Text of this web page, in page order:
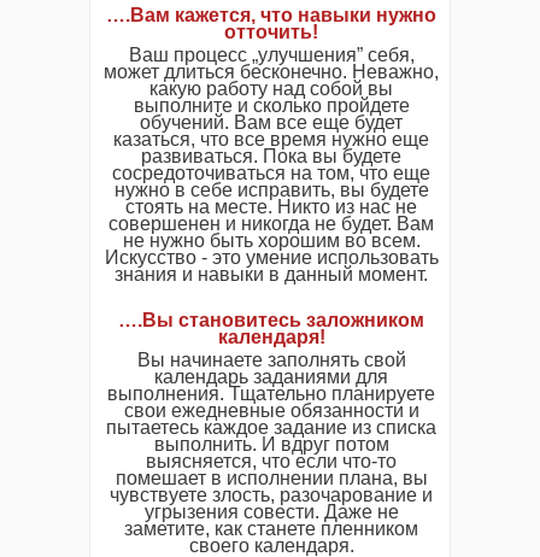
….Вам кажется, что навыки нужно
отточить!
Ваш процесс „улучшения” себя,
может длиться бесконечно. Неважно,
какую работу над собой вы
выполните и сколько пройдете
обучений. Вам все еще будет
казаться, что все время нужно еще
развиваться. Пока вы будете
сосредоточиваться на том, что еще
нужно в себе исправить, вы будете
стоять на месте. Никто из нас не
совершенен и никогда не будет. Вам
не нужно быть хорошим во всем.
Искусство - это умение использовать
знания и навыки в данный момент.
….Вы становитесь заложником
календаря!
Вы начинаете заполнять свой
календарь заданиями для
выполнения. Тщательно планируете
свои ежедневные обязанности и
пытаетесь каждое задание из списка
выполнить. И вдруг потом
выясняется, что если что-то
помешает в исполнении плана, вы
чувствуете злость, разочарование и
угрызения совести. Даже не
заметите, как станете пленником
своего календаря.